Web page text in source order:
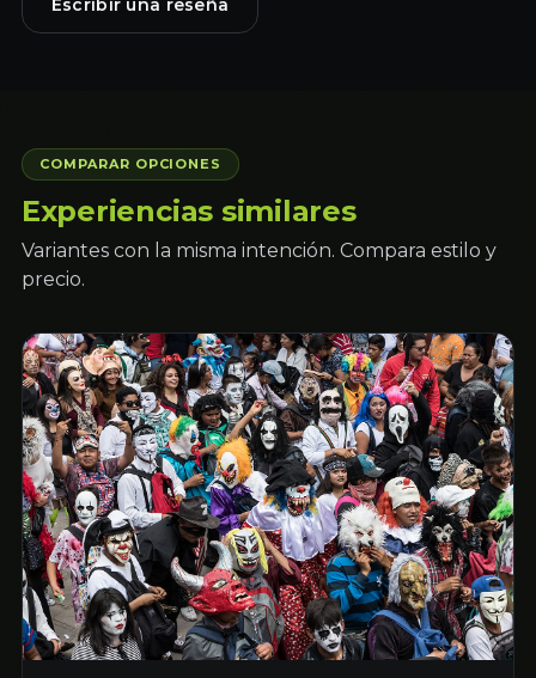
Escribir una reseña
COMPARAR OPCIONES
Experiencias similares
Variantes con la misma intención. Compara estilo y
precio.